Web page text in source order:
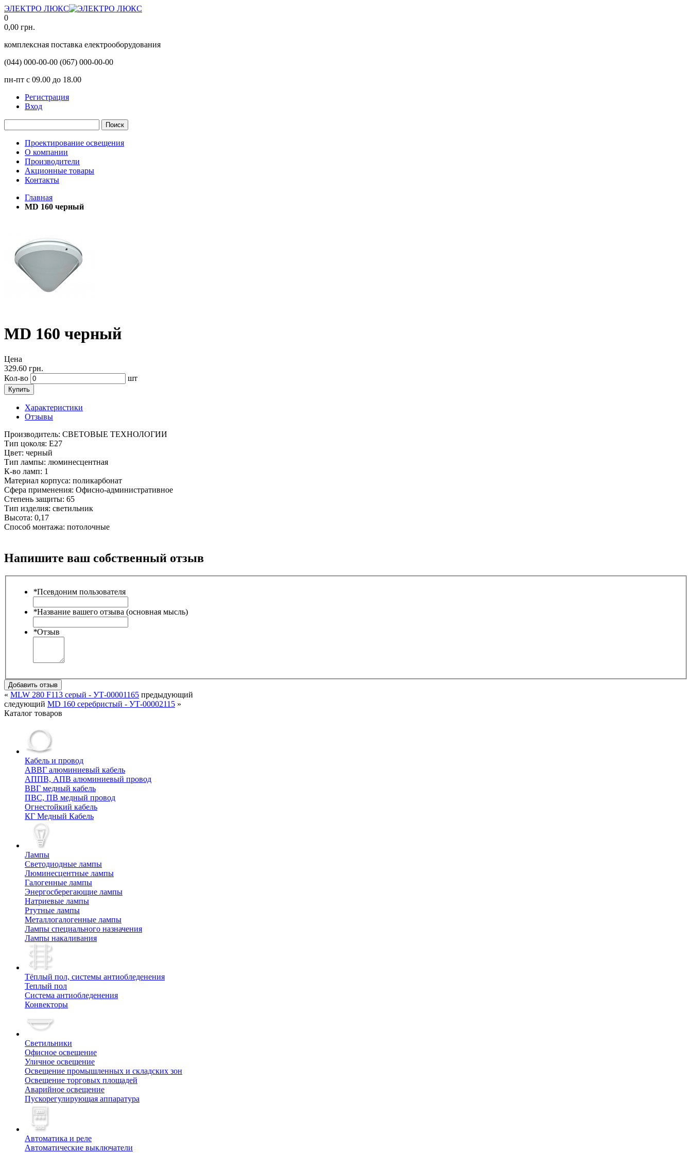
ЭЛЕКТРО ЛЮКС
0
0,00 грн.
комплексная поставка електрооборудования
(044) 000-00-00 (067) 000-00-00
пн-пт с 09.00 до 18.00
Регистрация
Вход
Поиск
Проектирование освещения
О компании
Производители
Акционные товары
Контакты
Главная
MD 160 черный
MD 160 черный
Цена
329.60 грн.
Кол-во
шт
Купить
Характеристики
Отзывы
Производитель: СВЕТОВЫЕ ТЕХНОЛОГИИ
Тип цоколя: Е27
Цвет: черный
Тип лампы: люминесцентная
К-во ламп: 1
Материал корпуса: поликарбонат
Сфера применения: Офисно-административное
Степень защиты: 65
Тип изделия: светильник
Высота: 0,17
Способ монтажа: потолочные
Напишите ваш собственный отзыв
*Псевдоним пользователя
*Название вашего отзыва (основная мысль)
*Отзыв
Добавить отзыв
« MLW 280 F113 серый - УТ-00001165 предыдующий
следующий MD 160 серебристый - УТ-00002115 »
Каталог товаров
Кабель и провод
АВВГ алюминиевый кабель
АППВ, АПВ алюминиевый провод
ВВГ медный кабель
ПВС, ПВ медный провод
Огнестойкий кабель
КГ Медный Кабель
Лампы
Cветодиодные лампы
Люминесцентные лампы
Галогенные лампы
Энергосберегающие лампы
Натриевые лампы
Ртутные лампы
Металлогалогенные лампы
Лампы специального назначения
Лампы накаливания
Тёплый пол, cистемы антиобледенения
Теплый пол
Система антиобледенения
Конвекторы
Светильники
Офисное освещение
Уличное освещение
Освещение промышленных и складских зон
Освещение торговых площадей
Аварийное освещение
Пускорегулирующая аппаратура
Автоматика и реле
Автоматические выключатели